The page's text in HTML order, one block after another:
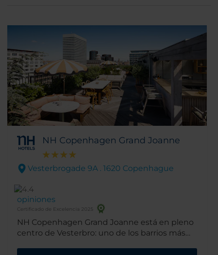
NH Copenhagen Grand Joanne
Vesterbrogade 9A . 1620 Copenhague
opiniones
Certificado de Excelencia 2025
NH Copenhagen Grand Joanne está en pleno
centro de Vesterbro: uno de los barrios más